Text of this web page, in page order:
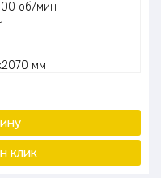
об/мин
мм
155 мм
2000 – 7000 мм
клик